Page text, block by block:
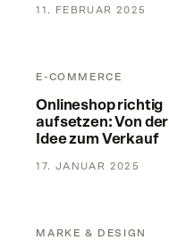
11. FEBRUAR 2025
E-COMMERCE
Onlineshop richtig
aufsetzen: Von der
Idee zum Verkauf
17. JANUAR 2025
MARKE & DESIGN